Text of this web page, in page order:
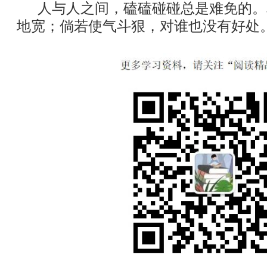
人与人之间，磕磕碰碰总是难免的
地宽；倘若使气斗狠，对谁也没有好处